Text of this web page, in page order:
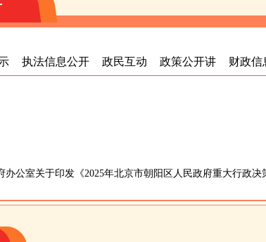
执法信息公开 政民互动 政策公开讲 财政信
办公室关于印发《2025年北京市朝阳区人民政府重大行政决